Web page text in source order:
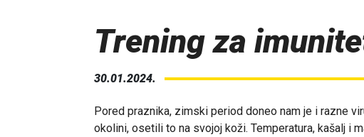
Trening za
30.01.2024.
Pored praznika, zimski period doneo nam je i razne
okolini, osetili to na svojoj koži. Temperatura, kašalj i